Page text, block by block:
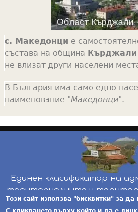
с. Македонци е
състава на община Кърджали
не влизат други населени
В България има само едно
наименование "Македонци".
Единен класификатор на
териториалните и
инж. Бойчо Добрев-
Този сайт използва "бисквитки" за
С кликването върху който и да е